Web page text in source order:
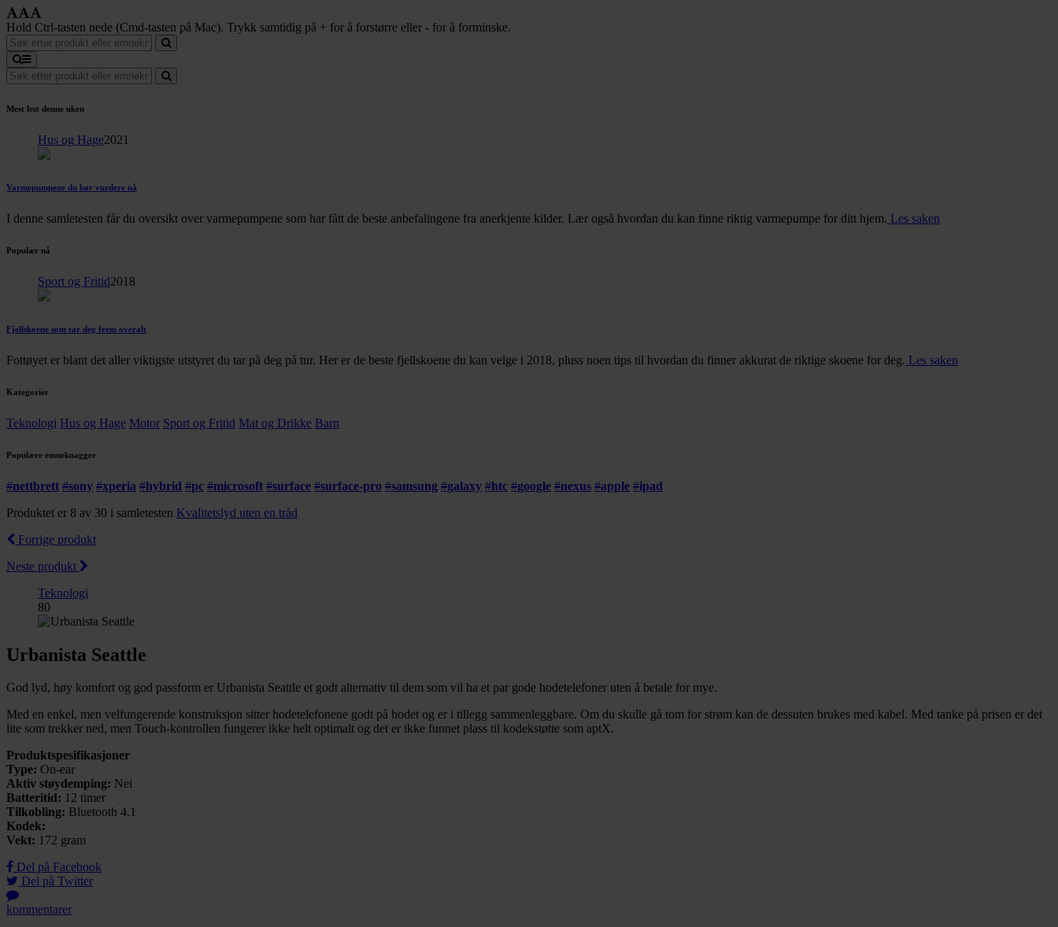
Hold Ctrl-tasten nede (Cmd-tasten på Mac). Trykk samtidig på + for å forstørre eller - for å forminske.
Mest lest denne uken
Hus og Hage2021
Varmepumpene du bør vurdere nå
I denne samletesten får du oversikt over varmepumpene som har fått de beste anbefalingene fra anerkjente kilder. Lær også hvordan du kan finne riktig varmepumpe for ditt hjem. Les saken
Populær nå
Sport og Fritid2018
Fjellskoene som tar deg frem overalt
Fottøyet er blant det aller viktigste utstyret du tar på deg på tur. Her er de beste fjellskoene du kan velge i 2018, pluss noen tips til hvordan du finner akkurat de riktige skoene for deg. Les saken
Kategorier
Teknologi Hus og Hage Motor Sport og Fritid Mat og Drikke Barn
Populære emneknagger
#nettbrett #sony #xperia #hybrid #pc #microsoft #surface #surface-pro #samsung #galaxy #htc #google #nexus #apple #ipad
Produktet er 8 av 30 i samletesten Kvalitetslyd uten en tråd
Forrige produkt
Neste produkt
Teknologi
80
Urbanista Seattle
God lyd, høy komfort og god passform er Urbanista Seattle et godt alternativ til dem som vil ha et par gode hodetelefoner uten å betale for mye.
Med en enkel, men velfungerende konstruksjon sitter hodetelefonene godt på hodet og er i tillegg sammenleggbare. Om du skulle gå tom for strøm kan de dessuten brukes med kabel. Med tanke på prisen er det
lite som trekker ned, men Touch-kontrollen fungerer ikke helt optimalt og det er ikke funnet plass til kodekstøtte som aptX.
Produktspesifikasjoner
Type: On-ear
Aktiv støydemping: Nei
Batteritid: 12 timer
Tilkobling: Bluetooth 4.1
Kodek:
Vekt: 172 gram
Del på Facebook
Del på Twitter
kommentarer